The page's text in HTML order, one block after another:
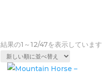
結果の1～12/47を表示しています